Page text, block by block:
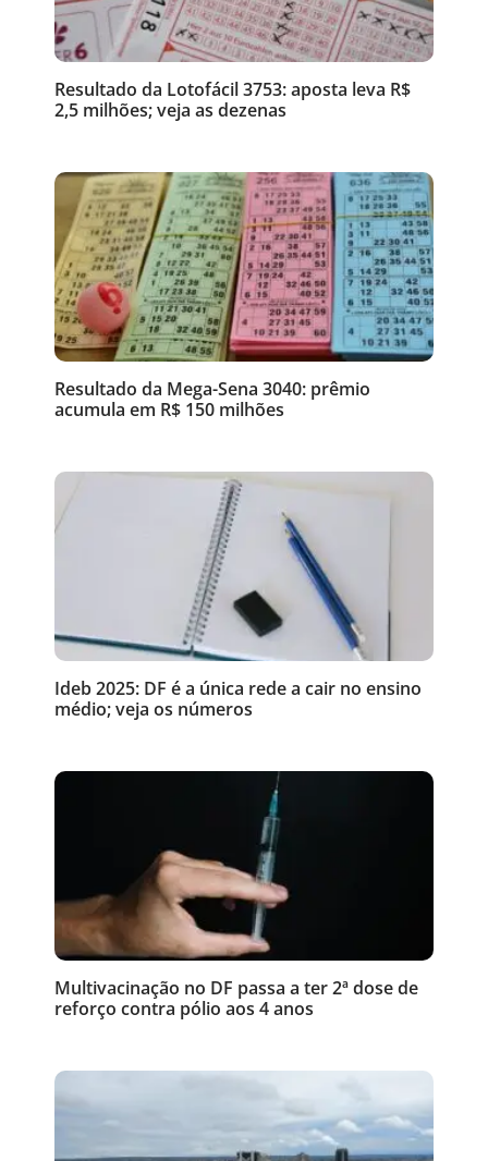
Resultado da Lotofácil 3753: aposta leva R$
2,5 milhões; veja as dezenas
Resultado da Mega-Sena 3040: prêmio
acumula em R$ 150 milhões
Ideb 2025: DF é a única rede a cair no ensino
médio; veja os números
Multivacinação no DF passa a ter 2ª dose de
reforço contra pólio aos 4 anos